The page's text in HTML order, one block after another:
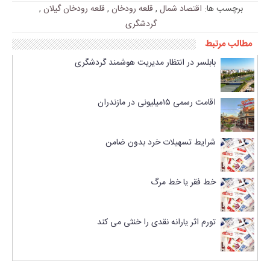
برچسب ها: اقتصاد شمال , قلعه رودخان , قلعه رودخان گیلان ,
گردشگری
مطالب مرتبط
بابلسر در انتظار مدیریت هوشمند گردشگری
اقامت رسمی ۱۵میلیونی در مازندران
شرایط تسهیلات خرد بدون ضامن
خط فقر یا خط مرگ
تورم اثر یارانه نقدی را خنثی می کند